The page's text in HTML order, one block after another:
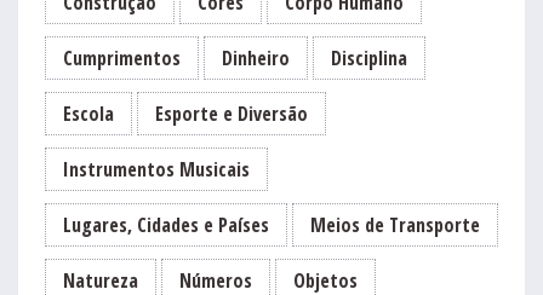
Cumprimentos Dinheiro Disciplina
Escola Esporte e Diversão
Instrumentos Musicais
Lugares, Cidades e Países Meios de Transporte
Natureza Números Objetos